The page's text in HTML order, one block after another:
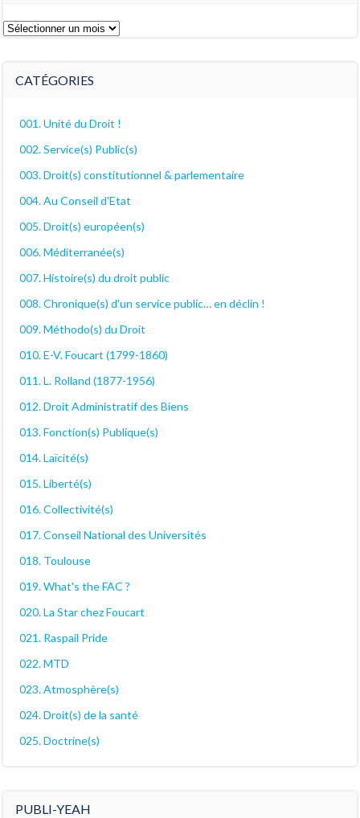
Les
CATÉGORIES
001. Unité du Droit !
002. Service(s) Public(s)
003. Droit(s) constitutionnel & parlementaire
004. Au Conseil d'Etat
005. Droit(s) européen(s)
006. Méditerranée(s)
007. Histoire(s) du droit public
008. Chronique(s) d'un service public… en déclin !
009. Méthodo(s) du Droit
010. E-V. Foucart (1799-1860)
011. L. Rolland (1877-1956)
012. Droit Administratif des Biens
013. Fonction(s) Publique(s)
014. Laïcité(s)
015. Liberté(s)
016. Collectivité(s)
017. Conseil National des Universités
018. Toulouse
019. What's the FAC ?
020. La Star chez Foucart
021. Raspail Pride
022. MTD
023. Atmosphère(s)
024. Droit(s) de la santé
025. Doctrine(s)
PUBLI-YEAH